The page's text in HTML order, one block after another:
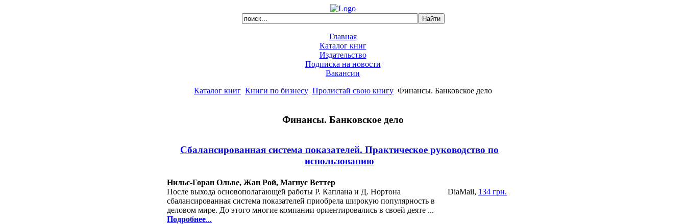
Главная
Каталог книг
Издательство
Подписка на новости
Вакансии
Каталог книг Книги по бизнесу Пролистай свою книгу Финансы. Банковское дело
Финансы. Банковское дело
Сбалансированная система показателей. Практическое руководство по
использованию
Нильс-Горан Ольве, Жан Рой, Магнус Веттер
После выхода основополагающей работы Р. Каплана и Д. Нортона
сбалансированная система показателей приобрела широкую популярность в
деловом мире. До этого многие компании ориентировались в своей деяте ...
Подробнее...
DiaMail, 134 грн.